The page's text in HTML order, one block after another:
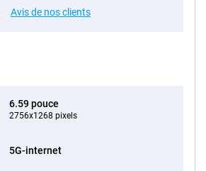
Avis de nos clients
6.59 pouce
2756x1268 pixels
5G-internet